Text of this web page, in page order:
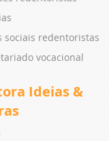
sociais redentoristas
vocacional
Ideias &